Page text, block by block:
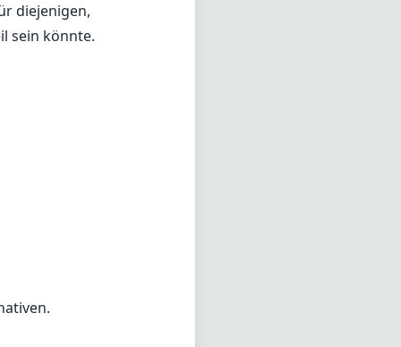
diejenigen,
sein könnte.